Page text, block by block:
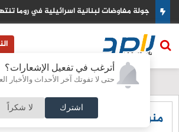
أترغب في تفعيل الإشعارات؟
حتى لا تفوتك آخر الأحداث والأخبار
اشترك لا شكراً
جولة مفاوضات لبنانية اسرائيلية في روما
منوعات